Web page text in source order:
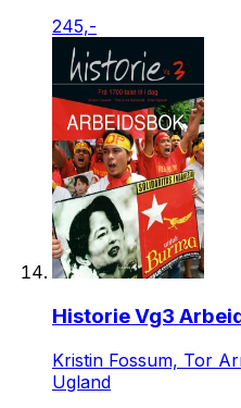
245,-
Historie Vg3
Kristin Fossum, Tor
Ugland